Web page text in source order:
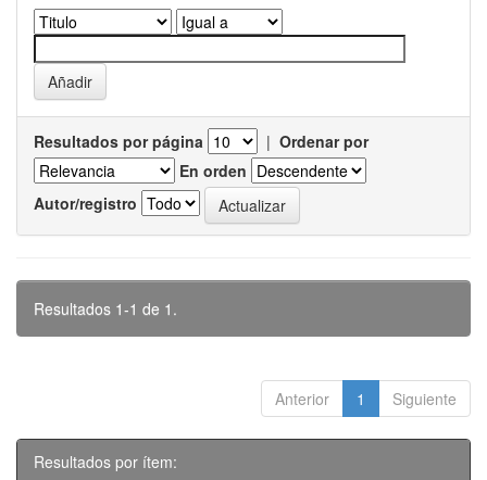
Resultados por página | Ordenar por
En orden
Autor/registro
Resultados 1-1 de 1.
Anterior 1 Siguiente
Resultados por ítem: